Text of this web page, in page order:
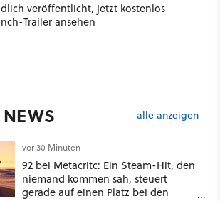
veröffentlicht, jetzt kostenlos
Trailer ansehen
alle anzeigen
vor 30 Minuten
92 bei Metacritc: Ein Steam-Hit, den
niemand kommen sah, steuert
gerade auf einen Platz bei den